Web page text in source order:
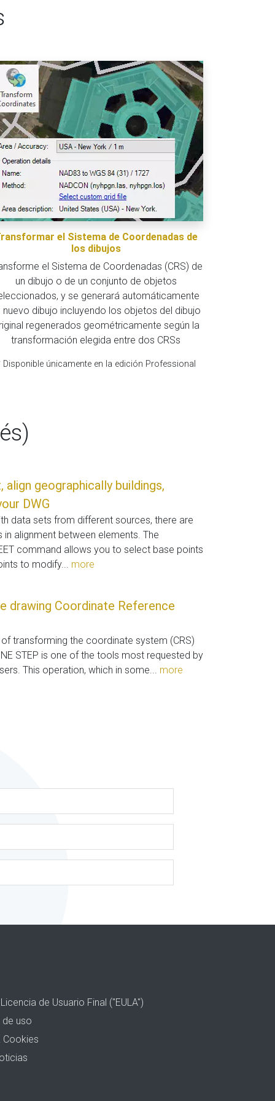
el Sistema de Coordenadas de
los dibujos
el Sistema de Coordenadas (CRS) de
un dibujo o de un conjunto de objetos
y se generará automáticamente
nuevo dibujo incluyendo los objetos del dibujo
regenerados geométricamente según la
transformación elegida entre dos CRSs
Disponible únicamente en la edición Professional
align geographically buildings,
DWG
data sets from different sources, there are
alignment between elements. The
command allows you to select base points
to modify... more
drawing Coordinate Reference
transforming the coordinate system (CRS)
STEP is one of the tools most requested by
This operation, which in some... more
de Usuario Final ("EULA")
uso
Cookies